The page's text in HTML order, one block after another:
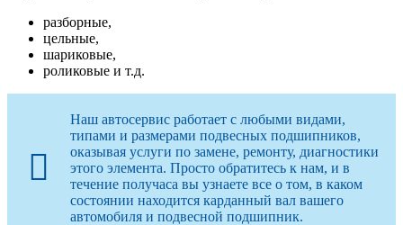
разборные,
цельные,
шариковые,
роликовые и т.д.
Наш автосервис работает с любыми видами,
типами и размерами подвесных подшипников,
оказывая услуги по замене, ремонту, диагностики
этого элемента. Просто обратитесь к нам, и в
течение получаса вы узнаете все о том, в каком
состоянии находится карданный вал вашего
автомобиля и подвесной подшипник.